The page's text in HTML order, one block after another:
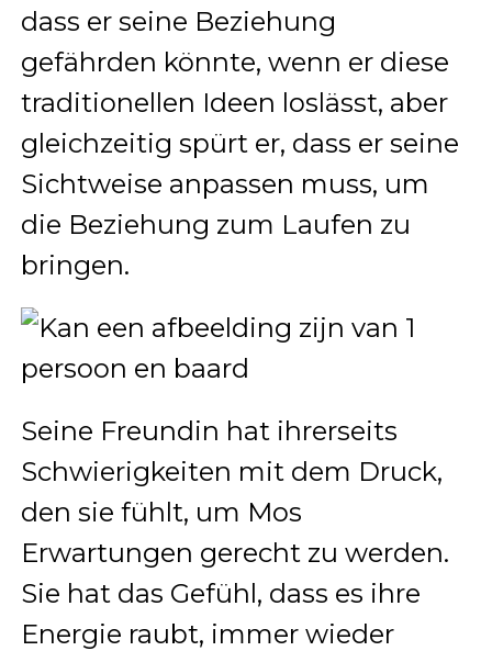
dass er seine Beziehung
gefährden könnte, wenn er diese
traditionellen Ideen loslässt, aber
gleichzeitig spürt er, dass er seine
Sichtweise anpassen muss, um
die Beziehung zum Laufen zu
bringen.
Seine Freundin hat ihrerseits
Schwierigkeiten mit dem Druck,
den sie fühlt, um Mos
Erwartungen gerecht zu werden.
Sie hat das Gefühl, dass es ihre
Energie raubt, immer wieder